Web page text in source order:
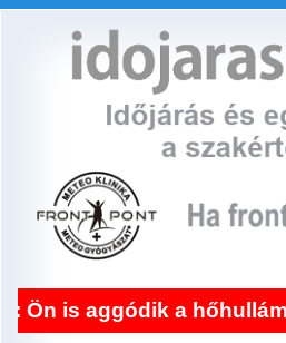
a hőhullám miatt!